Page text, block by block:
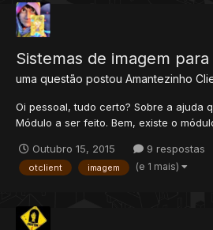
Sistemas de imagem para
uma questão postou Amantezinho
Oi pessoal, tudo certo? Sobre a ajuda
Módulo a ser feito. Bem, existe o
que, quando o player entra em tal
imagem por Y tempo. Função: Mostrar
Outubro 15, 2015 9 respostas
otclient imagem (e 1 mais)